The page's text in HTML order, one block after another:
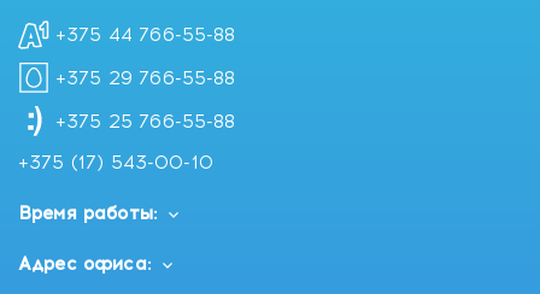
+375 44 766-55-88
+375 29 766-55-88
+375 25 766-55-88
+375 (17) 543-00-10
Время работы:
Адрес офиса: